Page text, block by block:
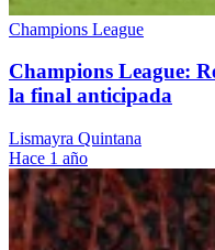
Champions League
Champions League:
la final anticipada
Lismayra Quintana
Hace 1 año